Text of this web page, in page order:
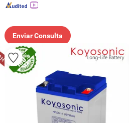
Enviar Consulta